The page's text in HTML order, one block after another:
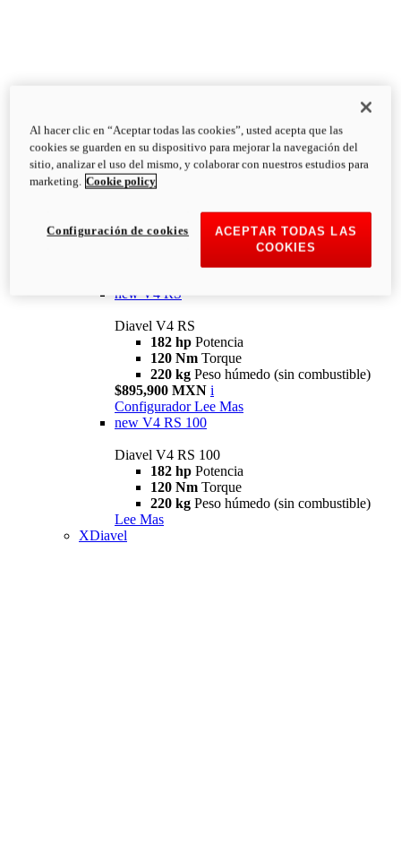
Diavel
V4
Diavel V4
126 NmTorque
223 kg
PESO HÚMEDO SIN
new V4 RS
Diavel V4 RS
182 hp Potencia
120 Nm Torque
220 kg Peso húmedo (sin combustible)
$895,900 MXN i
Configurador Lee Mas
new V4 RS 100
Diavel V4 RS 100
182 hp Potencia
120 Nm Torque
220 kg Peso húmedo (sin combustible)
Lee Mas
XDiavel
Al hacer clic en “Aceptar todas las cookies”, usted acepta que las
cookies se guarden en su dispositivo para mejorar la navegación del
sitio, analizar el uso del mismo, y colaborar con nuestros estudios para
marketing. Cookie policy
ACEPTAR TODAS LAS
COOKIES
Configuración de cookies